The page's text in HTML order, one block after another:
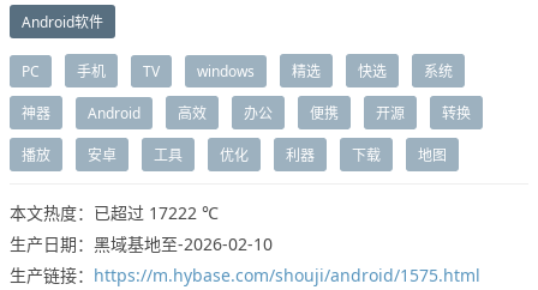
Android软件
PC 手机 TV windows 精选 快选 系统
神器 Android 高效 办公 便携 开源 转换
播放 安卓 工具 优化 利器 下载 地图
本文热度：已超过 17222 ℃
生产日期：黑域基地至-2026-02-10
生产链接： https://m.hybase.com/shouji/android/1575.html